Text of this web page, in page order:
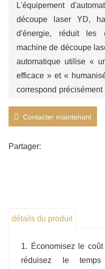
L'équipement
découpe laser YD,
d'énergie, réduit les
machine de découpe
automatique utilise «
efficace » et «
correspond
clients à obtenir des
traitement. Équipé d'un
les tentes, les
industries.
Contacter maintenant
Partager:
détails du produit
1. Économisez le
réduisez le